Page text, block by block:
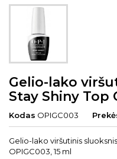
Gelio-lako
Stay Shiny Top
Kodas OPIGC003
Gelio-lako viršutinis
OPIGC003, 15 ml